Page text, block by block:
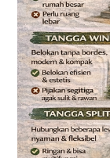
Desain
Rumah